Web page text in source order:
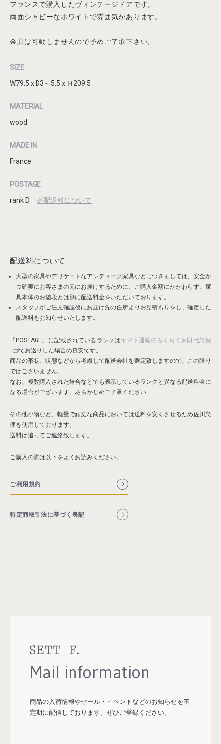
お買い物を続ける
カートへ進む
フランスで購入したヴィンテージドアです。
両面シャビーなホワイトで雰囲気があります。
金具は可動しませんので予めご了承下さい。
SIZE
W79.5 x D3～5.5 x Ｈ209.5
MATERIAL
wood
MADE IN
France
POSTAGE
rank D
※配送料について
配送料について
大型の家具やデリケートなアンティーク家具などにつきましては、安全か
つ確実にお客さまの元にお届けするために、ご購入金額にかかわらず、 家
具本体のお値段とは別に配送料金をいただいております。
スタッフがご注文確認後にお届け先の住所よりお見積もりをし、確定した
配送料をお知らせいたします。
「POSTAGE」に記載されているランクは ヤマト運輸のらくらく家財宅急便
でお送りした場合の目安です。
商品の形状、状態などから考慮して配送会社を選定致しますので、この限り
ではございません。
なお、複数購入された場合などでも表示しているランクと異なる配送料金に
なる場合がございます。あらかじめご了承ください。
その他小物など、軽量で頑丈な商品においては送料を安くさせるため佐川急
便を使用しております。
送料は追ってご連絡致します。
ご購入の際は以下をよくお読みください。
ご利用規約
特定商取引法に基づく表記
Mail information
商品の入荷情報やセール・イベントなどのお知らせを不
定期に配信しております。 ぜひご登録ください。